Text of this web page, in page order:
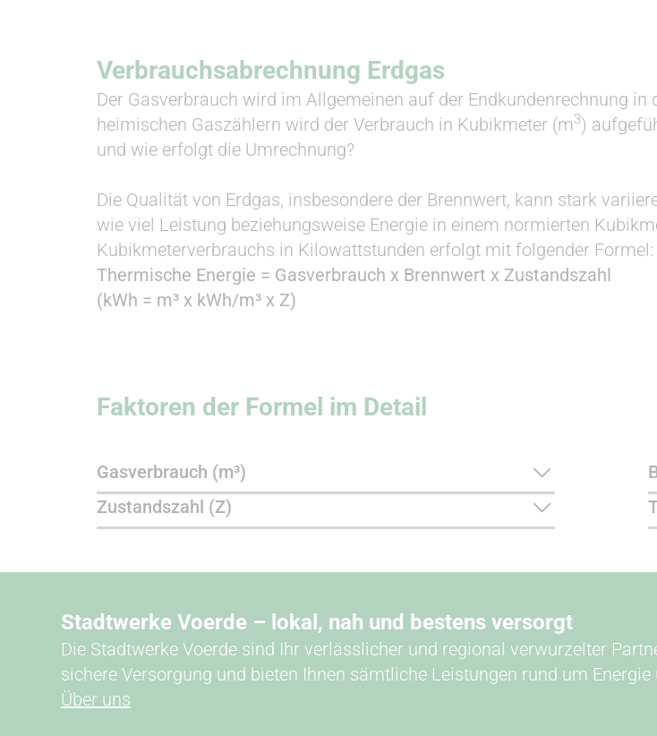
Ver­brauchs­ab­rechnung Erdgas
Der Gasverbrauch wird im Allgemeinen auf der Endkundenrechnung
heimischen Gaszählern wird der Verbrauch in Kubikmeter (m3)
und wie erfolgt die Umrechnung?
Die Qualität von Erdgas, insbesondere der Brennwert, kann stark
wie viel Leistung beziehungsweise Energie in einem normierten
Kubikmeterverbrauchs in Kilowattstunden erfolgt mit folgender Formel:
Thermische Energie = Gasverbrauch x Brennwert x Zustandszahl
(kWh = m³ x kWh/m³ x Z)
Faktoren der Formel im Detail
Gasverbrauch (m³)
Zustandszahl (Z)
Stadtwerke Voerde – lokal, nah und bestens versorgt
Die Stadtwerke Voerde sind Ihr verlässlicher und regional verwurzelter
sichere Versorgung und bieten Ihnen sämtliche Leistungen rund um
Über uns